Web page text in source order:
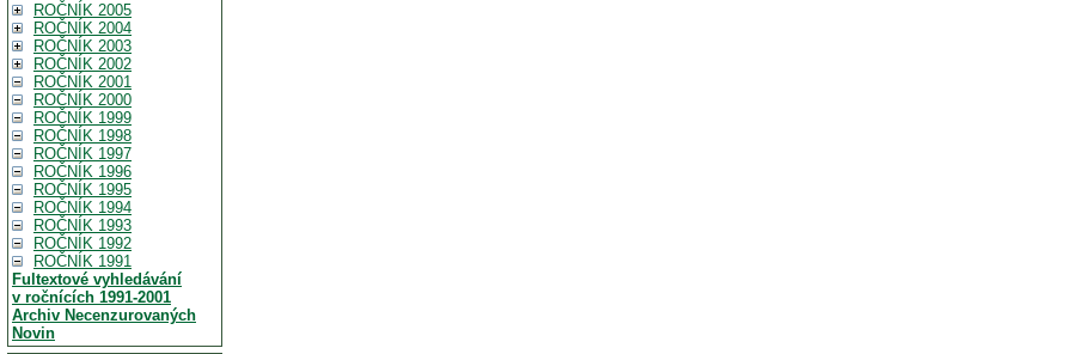
ROČNÍK 2005
ROČNÍK 2004
ROČNÍK 2003
ROČNÍK 2002
ROČNÍK 2001
ROČNÍK 2000
ROČNÍK 1999
ROČNÍK 1998
ROČNÍK 1997
ROČNÍK 1996
ROČNÍK 1995
ROČNÍK 1994
ROČNÍK 1993
ROČNÍK 1992
ROČNÍK 1991
Fultextové vyhledávání
v ročnících 1991-2001
Archiv Necenzurovaných
Novin